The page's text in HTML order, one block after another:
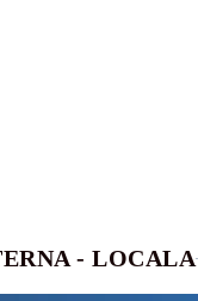
- LOCALA